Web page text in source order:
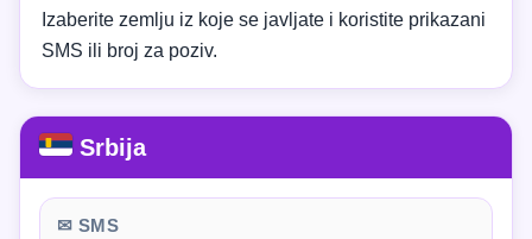
Izaberite zemlju iz koje se javljate i koristite prikazani
SMS ili broj za poziv.
Srbija
✉ SMS